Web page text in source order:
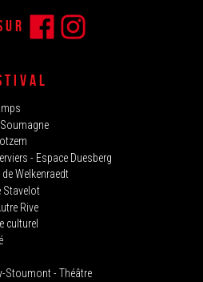
Soumagne
- Espace Duesberg
de Welkenraedt
Stavelot
Rive
culturel
Stoumont - Théâtre